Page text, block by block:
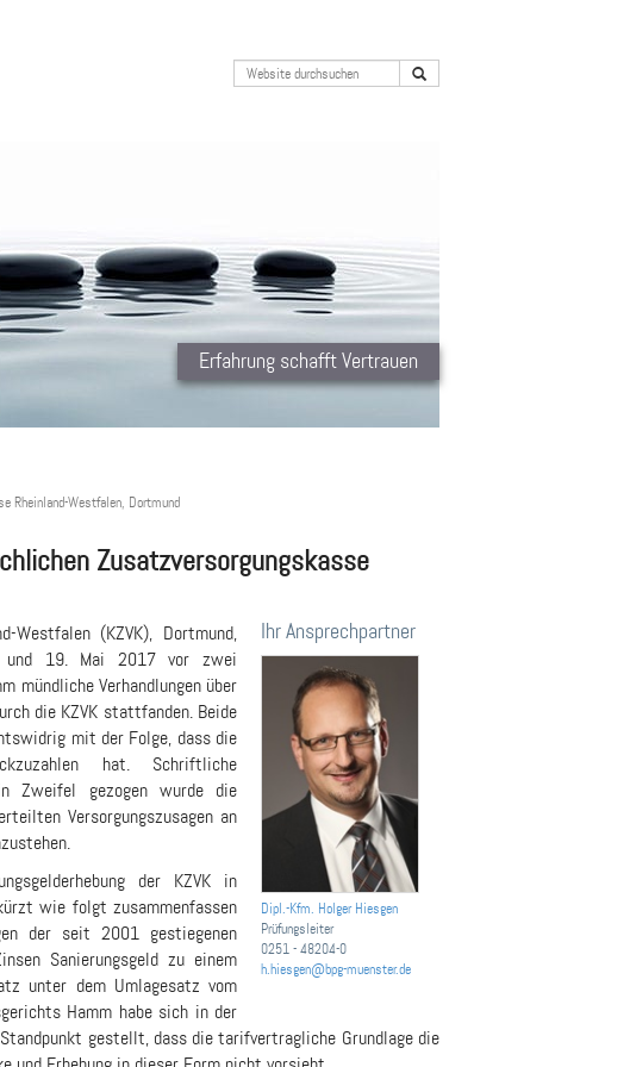
Erfahrung schafft Vertrauen
Rheinland-Westfalen, Dortmund
Zusatzversorgungskasse
Ihr Ansprechpartner
Dipl.-Kfm. Holger Hiesgen
Prüfungsleiter
0251 - 48204-0
h.hiesgen@bpg-muenster.de
Westfalen (KZVK), Dortmund,
19. Mai 2017 vor zwei
mündliche Verhandlungen über
die KZVK stattfanden. Beide
mit der Folge, dass die
hat. Schriftliche
Zweifel gezogen wurde die
Versorgungszusagen an
der KZVK in
wie folgt zusammenfassen
der seit 2001 gestiegenen
Sanierungsgeld zu einem
unter dem Umlagesatz vom
Hamm habe sich in der
gestellt, dass die tarifvertragliche Grundlage die